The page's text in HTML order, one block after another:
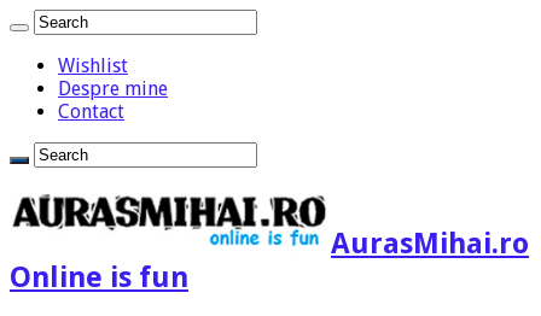
Wishlist
Despre mine
Contact
AurasMihai.ro
Online is fun